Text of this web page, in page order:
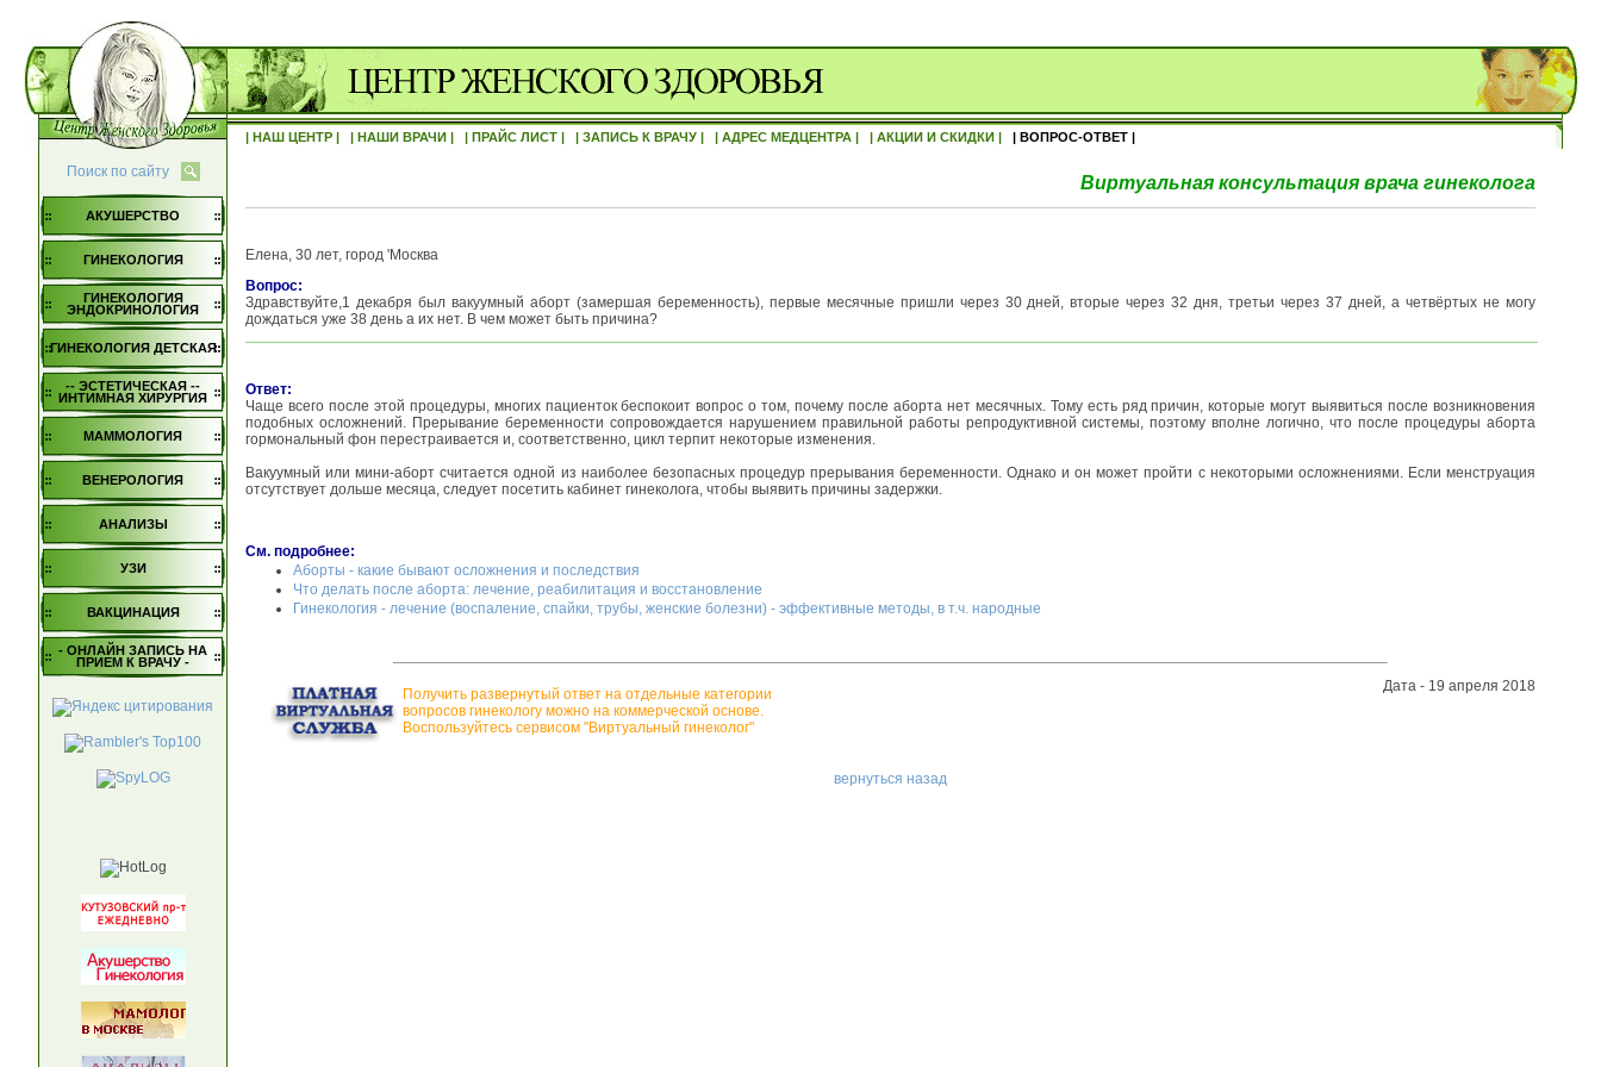
| НАШ ЦЕНТР | | НАШИ ВРАЧИ | | ПРАЙС ЛИСТ | | ЗАПИСЬ К ВРАЧУ | | АДРЕС МЕДЦЕНТРА | | АКЦИИ И СКИДКИ | | ВОПРОС-ОТВЕТ |
Поиск по сайту
АКУШЕРСТВО
ГИНЕКОЛОГИЯ
ГИНЕКОЛОГИЯ
ЭНДОКРИНОЛОГИЯ
ГИНЕКОЛОГИЯ ДЕТСКАЯ
-- ЭСТЕТИЧЕСКАЯ --
ИНТИМНАЯ ХИРУРГИЯ
МАММОЛОГИЯ
ВЕНЕРОЛОГИЯ
АНАЛИЗЫ
УЗИ
ВАКЦИНАЦИЯ
- ОНЛАЙН ЗАПИСЬ НА
ПРИЕМ К ВРАЧУ -
Виртуальная консультация врача гинеколога
Елена, 30 лет, город 'Москва
Вопрос:
Здравствуйте,1 декабря был вакуумный аборт (замершая беременность), первые месячные пришли через 30 дней, вторые через 32 дня, третьи через 37 дней, а четвёртых не могу
дождаться уже 38 день а их нет. В чем может быть причина?
Ответ:
Чаще всего после этой процедуры, многих пациенток беспокоит вопрос о том, почему после аборта нет месячных. Тому есть ряд причин, которые могут выявиться после возникновения
подобных осложнений. Прерывание беременности сопровождается нарушением правильной работы репродуктивной системы, поэтому вполне логично, что после процедуры аборта
гормональный фон перестраивается и, соответственно, цикл терпит некоторые изменения.
Вакуумный или мини-аборт считается одной из наиболее безопасных процедур прерывания беременности. Однако и он может пройти с некоторыми осложнениями. Если менструация
отсутствует дольше месяца, следует посетить кабинет гинеколога, чтобы выявить причины задержки.
См. подробнее:
Аборты - какие бывают осложнения и последствия
Что делать после аборта: лечение, реабилитация и восстановление
Гинекология - лечение (воспаление, спайки, трубы, женские болезни) - эффективные методы, в т.ч. народные
Получить развернутый ответ на отдельные категории
вопросов гинекологу можно на коммерческой основе.
Воспользуйтесь сервисом "Виртуальный гинеколог"
Дата - 19 апреля 2018
вернуться назад